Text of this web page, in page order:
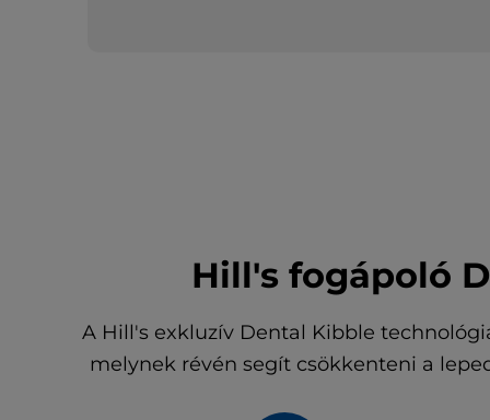
Hill's fogápoló
A Hill's exkluzív Dental Kibble
melynek révén segít csökkenteni a